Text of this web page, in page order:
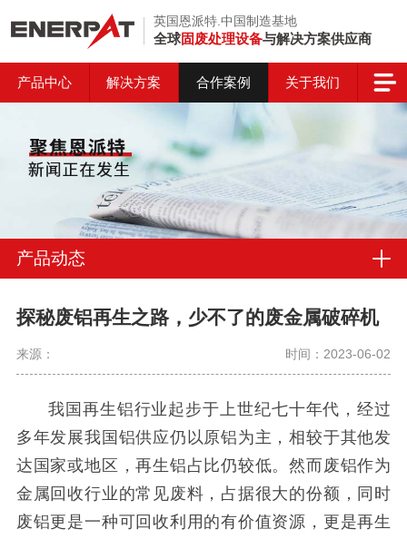
英国恩派特.中国制造基地
全球固废处理设备与解决方案供应商
产品中心 解决方案 合作案例 关于我们
产品动态
探秘废铝再生之路，少不了的废金属破碎机
来源： 时间：2023-06-02
我国再生铝行业起步于上世纪七十年代，经过
多年发展我国铝供应仍以原铝为主，相较于其他发
达国家或地区，再生铝占比仍较低。然而废铝作为
金属回收行业的常见废料，占据很大的份额，同时
废铝更是一种可回收利用的有价值资源，更是再生